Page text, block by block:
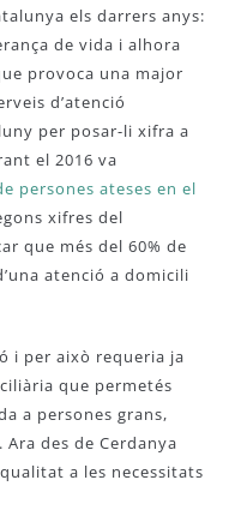
els darrers anys:
de vida i alhora
provoca una major
d’atenció
per posar-li xifra a
el 2016 va
persones ateses en el
xifres del
que més del 60% de
atenció a domicili
i per això requeria ja
que permetés
a persones grans,
des de Cerdanya
a les necessitats